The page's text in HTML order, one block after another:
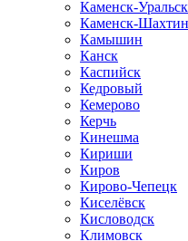
Каменск-
Каменск-
Камышин
Канск
Каспийск
Кедровый
Кемерово
Керчь
Кинешма
Кириши
Киров
Кирово-Чепецк
Киселёвск
Кисловодск
Климовск